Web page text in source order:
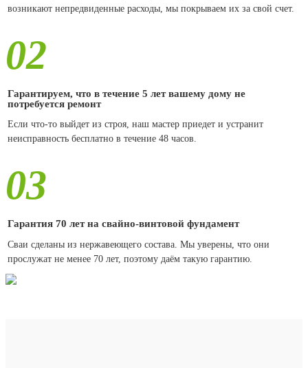
возникают непредвиденные расходы, мы покрываем их за свой счет.
02
Гарантируем, что в течение 5 лет вашему дому не
потребуется ремонт
Если что-то выйдет из строя, наш мастер приедет и устранит
неисправность бесплатно в течение 48 часов.
03
Гарантия 70 лет на свайно-винтовой фундамент
Сваи сделаны из нержавеющего состава. Мы уверены, что они
прослужат не менее 70 лет, поэтому даём такую гарантию.